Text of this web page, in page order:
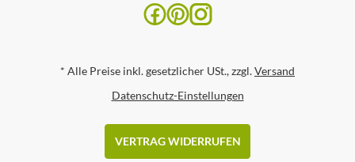
* Alle Preise inkl. gesetzlicher USt., zzgl.Versand
Datenschutz-Einstellungen
VERTRAG WIDERRUFEN